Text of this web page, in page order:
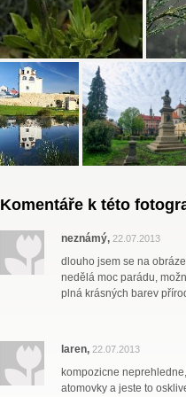
Komentáře k této
neznámý, 22.07.2013
dlouho jsem se na
nedělá moc parádu,
plná krásných barev
laren, 22.07.2013
kompozicne
atomovky a jeste to